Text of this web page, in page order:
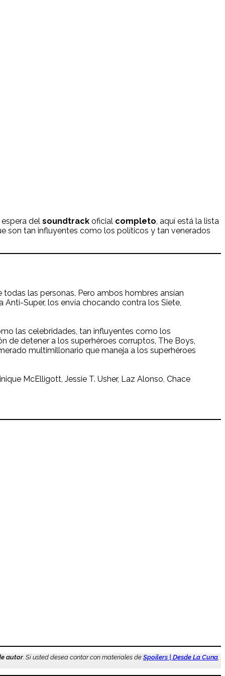
espera del soundtrack oficial completo , aquí está la lista
son tan influyentes como los políticos y tan venerados
las personas. Pero ambos hombres ansían
Super, los envía chocando contra los Siete,
las celebridades, tan influyentes como los
de detener a los superhéroes corruptos, The Boys,
multimillonario que maneja a los superhéroes
McElligott, Jessie T. Usher, Laz Alonso, Chace
autor. Si usted desea contar con materiales de Spoilers | Desde La Cuna,